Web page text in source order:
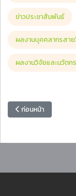
ข่าวประชาสัมพันธ์
ผลงานบุคคลากรสา
ผลงานวิจัยและนวัตก
เนื้อหาก่อนหน้า: ขอแ
ก่อนหน้า